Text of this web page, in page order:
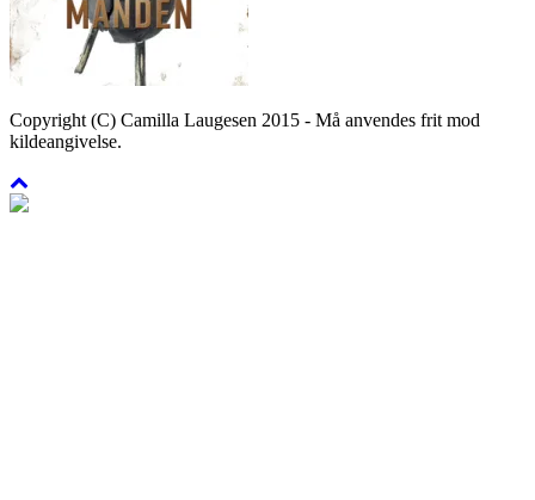
Copyright (C) Camilla Laugesen 2015 - Må anvendes frit mod
kildeangivelse.